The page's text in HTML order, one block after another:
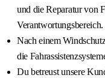
und die Reparatur von
Verantwortungsbereich.
Nach einem
die
Du betreust unsere